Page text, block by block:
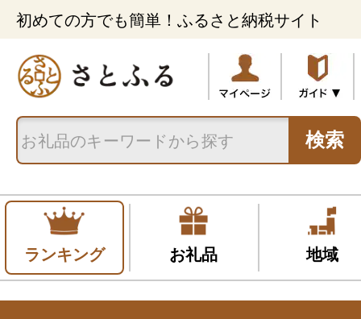
初めての方でも簡単！ふるさと納税サイト
検索
ランキング お礼品 地域